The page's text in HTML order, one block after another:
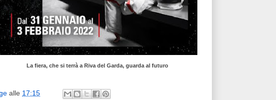
La fiera, che si terrà a Riva del Garda, guarda al futuro
alle 17:15